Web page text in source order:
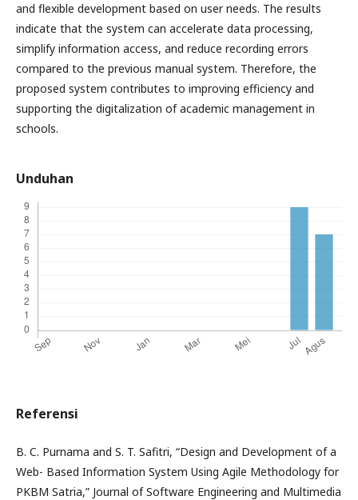
and flexible development based on user needs. The results
indicate that the system can accelerate data processing,
simplify information access, and reduce recording errors
compared to the previous manual system. Therefore, the
proposed system contributes to improving efficiency and
supporting the digitalization of academic management in
schools.
Unduhan
Referensi
B. C. Purnama and S. T. Safitri, “Design and Development of a
Web- Based Information System Using Agile Methodology for
PKBM Satria,” Journal of Software Engineering and Multimedia